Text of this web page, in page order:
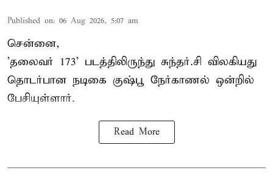
Published on: 06 Aug 2026, 5:07 am
சென்னை,
'தலைவர் 173' படத்திலிருந்து சுந்தர்.சி விலகியது
தொடர்பான நடிகை குஷ்பூ நேர்காணல் ஒன்றில்
பேசியுள்ளார்.
Read More